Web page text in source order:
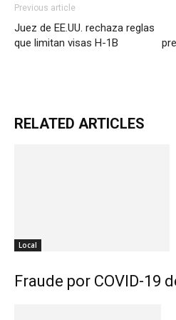
Previous article
Juez de EE.UU. rechaza reglas
que limitan visas H-1B
RELATED ARTICLES
Local
Fraude por COVID-19